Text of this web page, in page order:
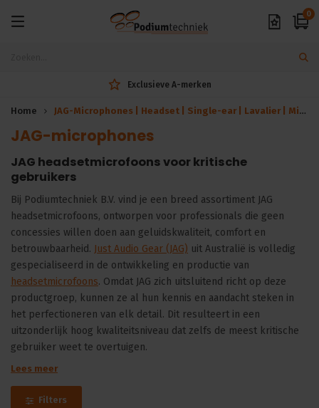
0
Exclusieve A-merken
Home JAG-Microphones | Headset | Single-ear | Lavalier | Microfoon
JAG-microphones
JAG headsetmicrofoons voor kritische
gebruikers
Bij Podiumtechniek B.V. vind je een breed assortiment JAG
headsetmicrofoons, ontworpen voor professionals die geen
concessies willen doen aan geluidskwaliteit, comfort en
betrouwbaarheid. Just Audio Gear (JAG) uit Australië is volledig
gespecialiseerd in de ontwikkeling en productie van
headsetmicrofoons. Omdat JAG zich uitsluitend richt op deze
productgroep, kunnen ze al hun kennis en aandacht steken in
het perfectioneren van elk detail. Dit resulteert in een
uitzonderlijk hoog kwaliteitsniveau dat zelfs de meest kritische
gebruiker weet te overtuigen.
Lees meer
Filters